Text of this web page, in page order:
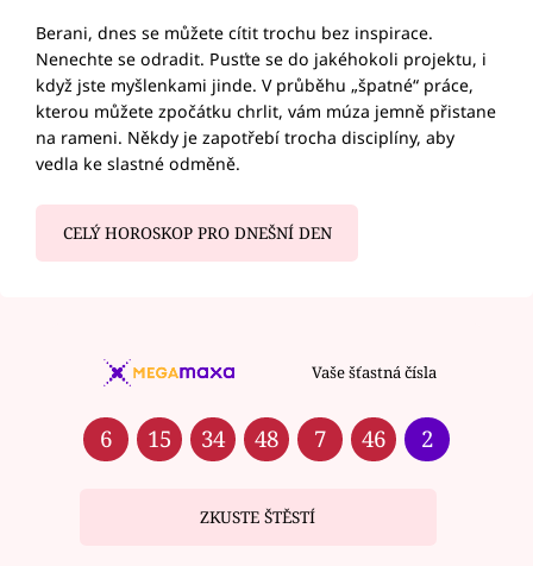
Berani, dnes se můžete cítit trochu bez inspirace.
Nenechte se odradit. Pusťte se do jakéhokoli projektu, i
když jste myšlenkami jinde. V průběhu „špatné“ práce,
kterou můžete zpočátku chrlit, vám múza jemně přistane
na rameni. Někdy je zapotřebí trocha disciplíny, aby
vedla ke slastné odměně.
CELÝ HOROSKOP PRO DNEŠNÍ DEN
Vaše šťastná čísla
6 15 34 48 7 46 2
ZKUSTE ŠTĚSTÍ